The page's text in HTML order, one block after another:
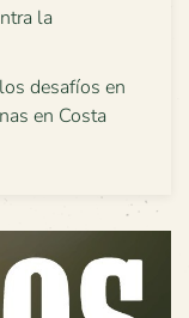
la
desafíos en
en Costa